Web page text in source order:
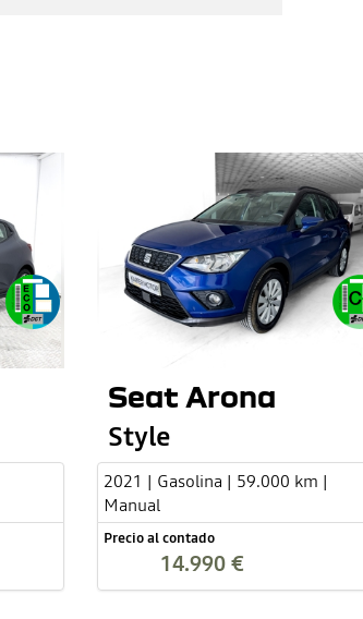
Seat Arona
Style
2021 | Gasolina | 59.000 km |
Manual
Precio al contado
14.990 €